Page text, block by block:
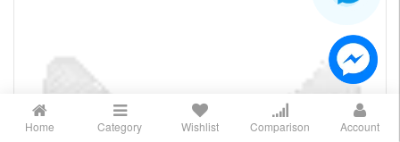
Home Category Wishlist Comparison Account